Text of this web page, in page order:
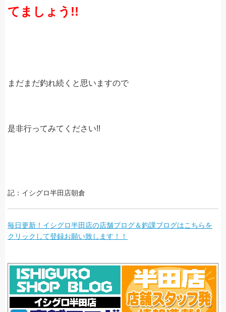
てましょう!!
まだまだ釣れ続くと思いますので
是非行ってみてください!!
記：イシグロ半田店朝倉
毎日更新！イシグロ半田店の店舗ブログ＆釣課ブログはこちらを
クリックして登録お願い致します！！